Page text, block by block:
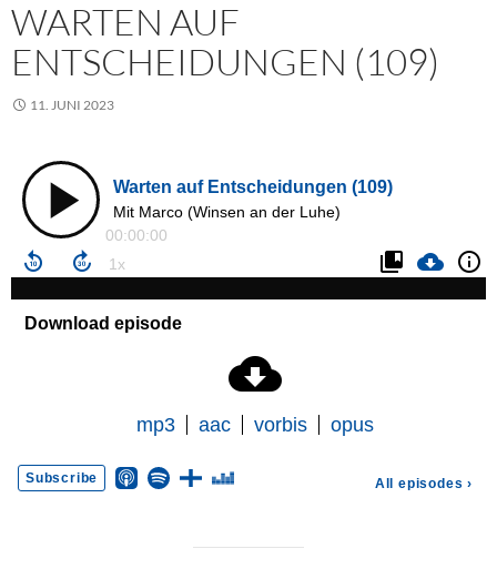
WARTEN AUF
ENTSCHEIDUNGEN (109)
11. JUNI 2023